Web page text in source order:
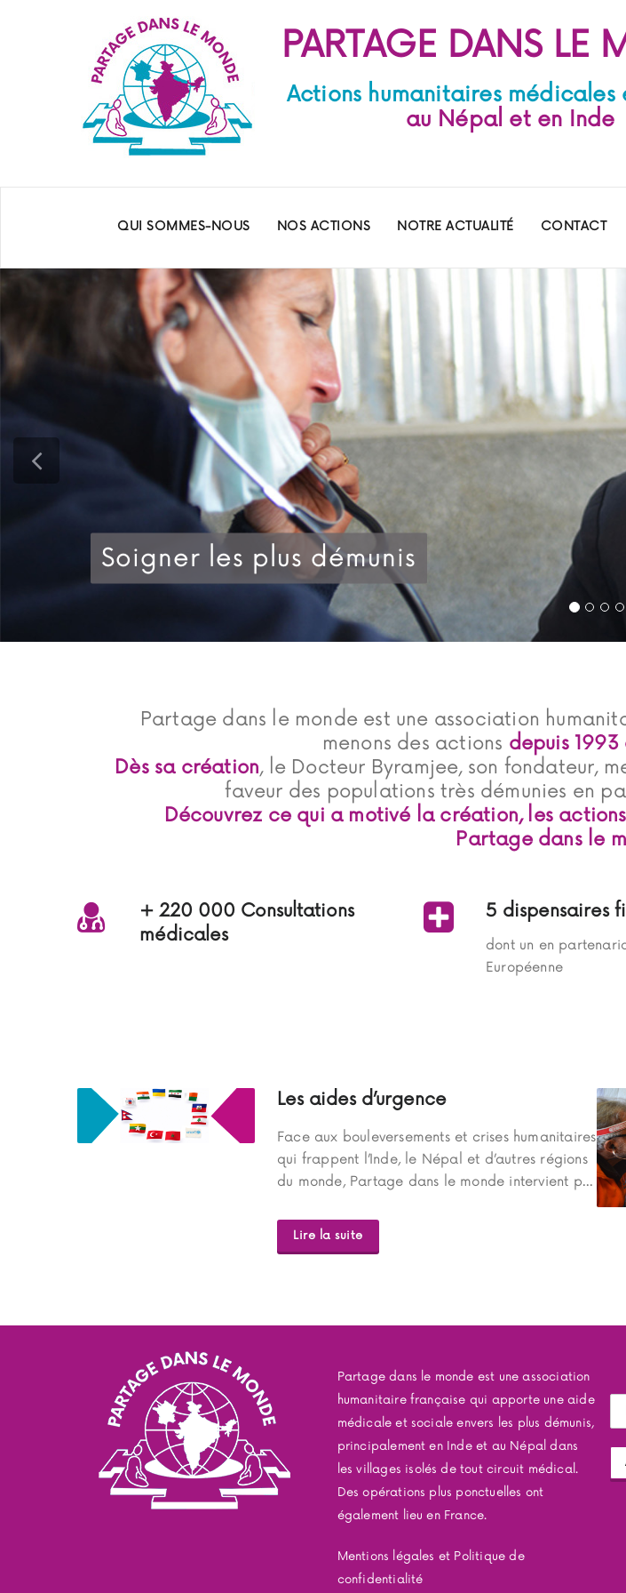
PARTAGE DANS LE
Actions humanitaires médicales
au Népal et en Inde
QUI SOMMES-NOUS NOS ACTIONS NOTRE ACTUALITÉ CONTACT
Soigner les plus démunis
Partage dans le monde est une association
menons des actions depuis 1993
Dès sa création, le Docteur Byramjee, son fondateur,
faveur des populations très démunies en
Découvrez ce qui a motivé la création, les
Partage dans le
+ 220 000 Consultations
médicales
5 dispensaires
dont un en
Européenne
Les aides d’urgence
Face aux bouleversements et crises humanitaires
qui frappent l’Inde, le Népal et d’autres régions
du monde, Partage dans le monde intervient p...
Lire la suite
Partage dans le monde est une association
humanitaire française qui apporte une aide
médicale et sociale envers les plus démunis,
principalement en Inde et au Népal dans
les villages isolés de tout circuit médical.
Des opérations plus ponctuelles ont
également lieu en France.
Mentions légales et Politique de
confidentialité